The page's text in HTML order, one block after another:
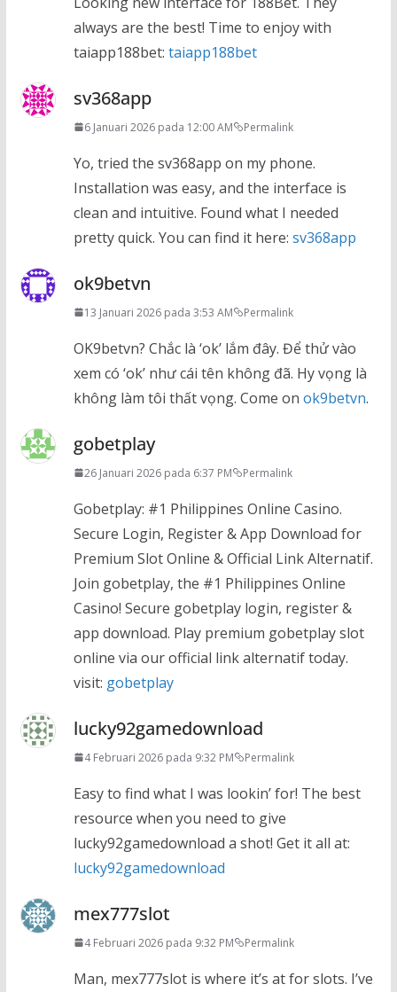
always are the best! Time to enjoy with
taiapp188bet: taiapp188bet
sv368app
6 Januari 2026 pada 12:00 AM Permalink
Yo, tried the sv368app on my phone.
Installation was easy, and the interface is
clean and intuitive. Found what I needed
pretty quick. You can find it here: sv368app
ok9betvn
13 Januari 2026 pada 3:53 AM Permalink
OK9betvn? Chắc là ‘ok’ lắm đây. Để thử vào
xem có ‘ok’ như cái tên không đã. Hy vọng là
không làm tôi thất vọng. Come on ok9betvn.
gobetplay
26 Januari 2026 pada 6:37 PM Permalink
Gobetplay: #1 Philippines Online Casino.
Secure Login, Register & App Download for
Premium Slot Online & Official Link Alternatif.
Join gobetplay, the #1 Philippines Online
Casino! Secure gobetplay login, register &
app download. Play premium gobetplay slot
online via our official link alternatif today.
visit: gobetplay
lucky92gamedownload
4 Februari 2026 pada 9:32 PM Permalink
Easy to find what I was lookin’ for! The best
resource when you need to give
lucky92gamedownload a shot! Get it all at:
lucky92gamedownload
mex777slot
4 Februari 2026 pada 9:32 PM Permalink
Man, mex777slot is where it’s at for slots. I’ve